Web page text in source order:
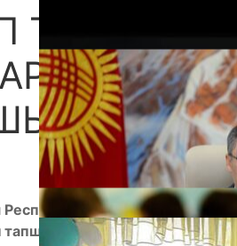
ТАЙЫП
Президенти
тапшырды.